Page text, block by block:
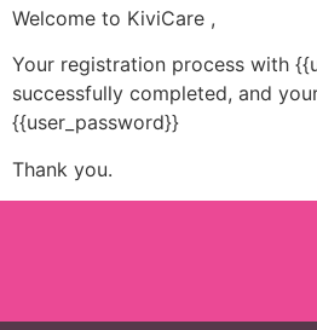
Welcome to KiviCare ,
Your registration process with
successfully completed, and
{{user_password}}
Thank you.